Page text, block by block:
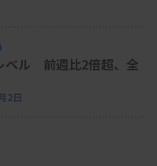
ベル 前週比2倍超、全
2日